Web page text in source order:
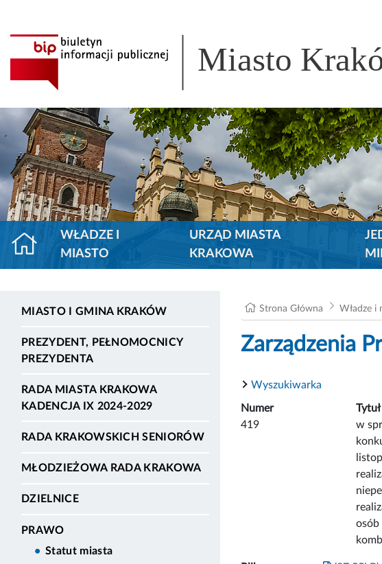
Miasto
WŁADZE I
MIASTO
URZĄD MIASTA
KRAKOWA
MIASTO I GMINA KRAKÓW
PREZYDENT, PEŁNOMOCNICY
PREZYDENTA
RADA MIASTA KRAKOWA
KADENCJA IX 2024-2029
RADA KRAKOWSKICH SENIORÓW
MŁODZIEŻOWA RADA KRAKOWA
DZIELNICE
PRAWO
Statut miasta
Strona Główna Władze i
Zarządzenia
Wyszukiwarka
Numer Tytuł
419
w
osób